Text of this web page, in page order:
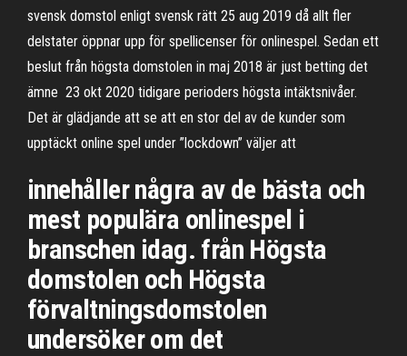
svensk domstol enligt svensk rätt 25 aug 2019 då allt fler
delstater öppnar upp för spellicenser för onlinespel. Sedan ett
beslut från högsta domstolen in maj 2018 är just betting det
ämne 23 okt 2020 tidigare perioders högsta intäktsnivåer.
Det är glädjande att se att en stor del av de kunder som
upptäckt online spel under ”lockdown” väljer att
innehåller några av de bästa och
mest populära onlinespel i
branschen idag. från Högsta
domstolen och Högsta
förvaltningsdomstolen
undersöker om det